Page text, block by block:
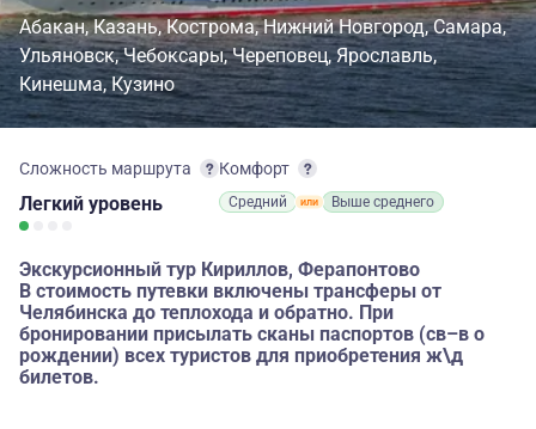
Абакан Казань Кострома Нижний Новгород Самара
Ульяновск Чебоксары Череповец Ярославль
Кинешма Кузино
Сложность маршрута
Легкий уровень
Комфорт
Средний Выше среднего
Экскурсионный тур Кириллов, Ферапонтово
В стоимость путевки включены трансферы от
Челябинска до теплохода и обратно. При
бронировании присылать сканы паспортов (св–в о
рождении) всех туристов для приобретения ж\д
билетов.